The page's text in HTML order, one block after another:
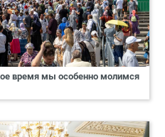
время мы особенно молимся